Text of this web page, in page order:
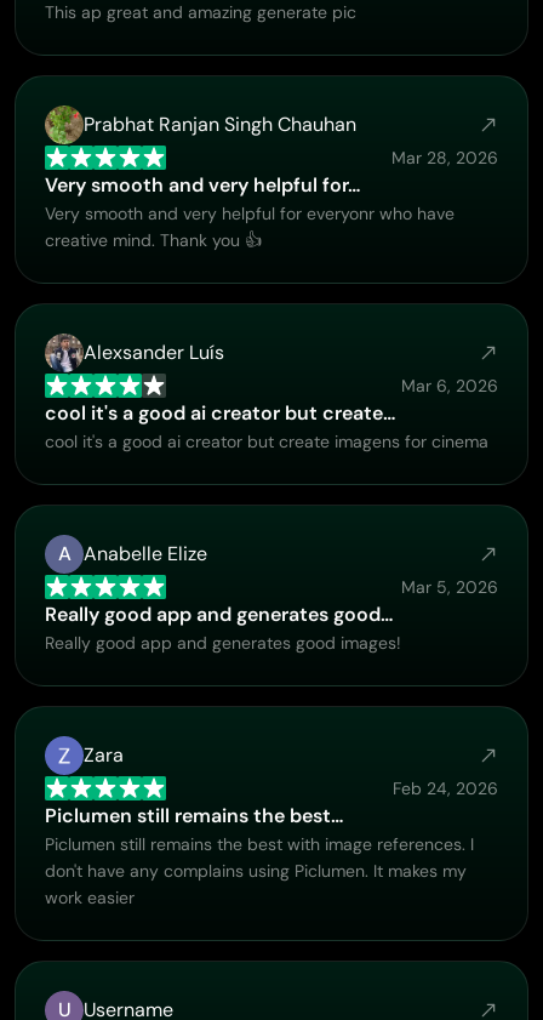
This ap great and amazing generate pic
Prabhat Ranjan Singh Chauhan
Mar 28, 2026
Very smooth and very helpful for…
Very smooth and very helpful for everyonr who have
creative mind. Thank you 👍
Alexsander Luís
Mar 6, 2026
cool it's a good ai creator but create…
cool it's a good ai creator but create imagens for cinema
A Anabelle Elize
Mar 5, 2026
Really good app and generates good…
Really good app and generates good images!
Zara
Feb 24, 2026
Piclumen still remains the best…
Piclumen still remains the best with image references. I
don't have any complains using Piclumen. It makes my
work easier
U Username